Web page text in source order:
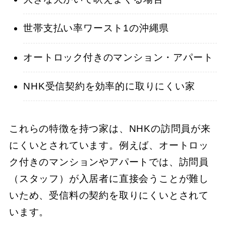
世帯支払い率ワースト1の沖縄県
オートロック付きのマンション・アパート
NHK受信契約を効率的に取りにくい家
これらの特徴を持つ家は、NHKの訪問員が来
にくいとされています。例えば、オートロッ
ク付きのマンションやアパートでは、訪問員
（スタッフ）が入居者に直接会うことが難し
いため、受信料の契約を取りにくいとされて
います。